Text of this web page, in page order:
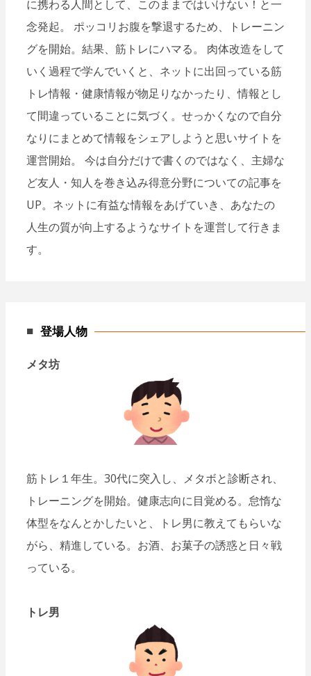
に携わる人間として、このままではいけない！と一
念発起。 ポッコリお腹を撃退するため、トレーニン
グを開始。結果、筋トレにハマる。 肉体改造をして
いく過程で学んでいくと、ネットに出回っている筋
トレ情報・健康情報が物足りなかったり、情報とし
て間違っていることに気づく。せっかくなので自分
なりにまとめて情報をシェアしようと思いサイトを
運営開始。 今は自分だけで書くのではなく、主婦な
ど友人・知人を巻き込み得意分野についての記事を
UP。ネットに有益な情報をあげていき、あなたの
人生の質が向上するようなサイトを運営して行きま
す。
登場人物
メタ坊
筋トレ１年生。30代に突入し、メタボと診断され、
トレーニングを開始。健康志向に目覚める。怠惰な
体型をなんとかしたいと、トレ男に教えてもらいな
がら、精進している。お酒、お菓子の誘惑と日々戦
っている。
トレ男